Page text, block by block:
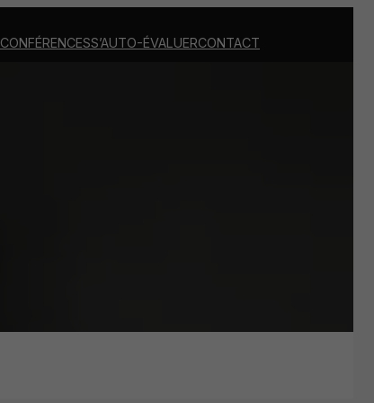
CONFÉRENCESS’AUTO-ÉVALUERCONTACT